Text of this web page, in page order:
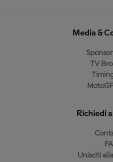
Media &
TV
Richiedi
Unisciti